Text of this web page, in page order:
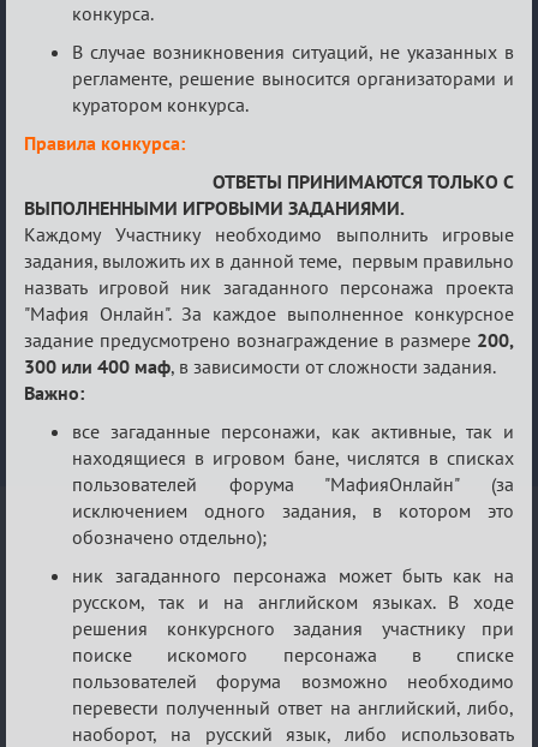
конкурса.
В случае возникновения ситуаций, не указанных в
регламенте, решение выносится организаторами и
куратором конкурса.
Правила конкурса:
ОТВЕТЫ ПРИНИМАЮТСЯ ТОЛЬКО С
ВЫПОЛНЕННЫМИ ИГРОВЫМИ ЗАДАНИЯМИ.
Каждому Участнику необходимо выполнить игровые
задания, выложить их в данной теме, первым правильно
назвать игровой ник загаданного персонажа проекта
"Мафия Онлайн". За каждое выполненное конкурсное
задание предусмотрено вознаграждение в размере 200,
300 или 400 маф, в зависимости от сложности задания.
Важно:
все загаданные персонажи, как активные, так и
находящиеся в игровом бане, числятся в списках
пользователей форума "МафияОнлайн" (за
исключением одного задания, в котором это
обозначено отдельно);
ник загаданного персонажа может быть как на
русском, так и на английском языках. В ходе
решения конкурсного задания участнику при
поиске искомого персонажа в списке
пользователей форума возможно необходимо
перевести полученный ответ на английский, либо,
наоборот, на русский язык, либо использовать